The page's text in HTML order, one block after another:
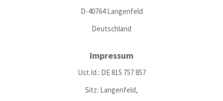
D-40764 Langenfeld
Deutschland
Impressum
Ust.Id.: DE 815 757 857
Sitz: Langenfeld,